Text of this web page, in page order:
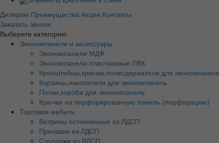
Дилерам Преимущества Акции Контакты
Заказать звонок
Выберите категорию
Экономпанели и аксессуары
Экономпанели МДФ
Экономпанели пластиковые ПВХ
Кронштейны,крючки,полкодержатели для
Корзины,накопители для экономпанель
Полки,короба для экономпанель
Крючки на перфорированную панель (перфорацию)
Торговая мебель
Витрины остекленные из ЛДСП
Прилавки из ЛДСП
Стеллажи из ЛДСП